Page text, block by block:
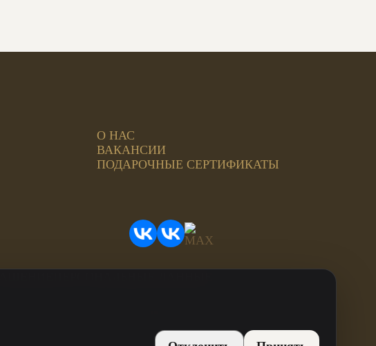
О НАС
ВАКАНСИИ
ПОДАРОЧНЫЕ СЕРТИФИКАТЫ